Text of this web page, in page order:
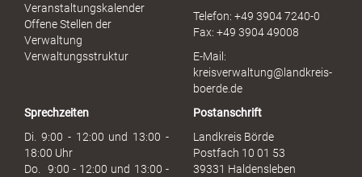
u
h
Veranstaltungskalender
Offene Stellen der
Verwaltung
Verwaltungsstruktur
Telefon: +49 3904 7240-0
Fax: +49 3904 49008
E-Mail:
kreisverwaltung@landkreis-
boerde.de
Sprechzeiten
Di. 9:00 - 12:00 und 13:00 -
18:00 Uhr
Do. 9:00 - 12:00 und 13:00 -
Postanschrift
Landkreis Börde
Postfach 10 01 53
39331 Haldensleben